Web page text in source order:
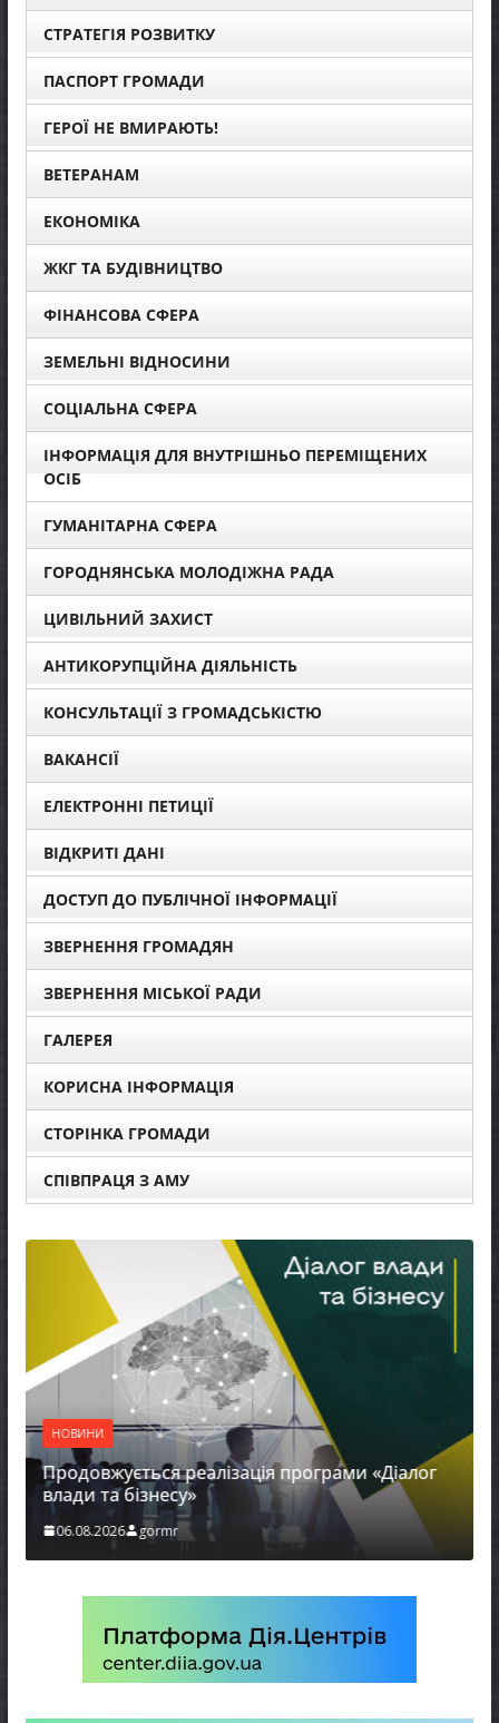
СТРАТЕГІЯ РОЗВИТКУ
ПАСПОРТ ГРОМАДИ
ГЕРОЇ НЕ ВМИРАЮТЬ!
ВЕТЕРАНАМ
ЕКОНОМІКА
ЖКГ ТА БУДІВНИЦТВО
ФІНАНСОВА СФЕРА
ЗЕМЕЛЬНІ ВІДНОСИНИ
СОЦІАЛЬНА СФЕРА
ІНФОРМАЦІЯ ДЛЯ ВНУТРІШНЬО ПЕРЕМІЩЕНИХ
ОСІБ
ГУМАНІТАРНА СФЕРА
ГОРОДНЯНСЬКА МОЛОДІЖНА РАДА
ЦИВІЛЬНИЙ ЗАХИСТ
АНТИКОРУПЦІЙНА ДІЯЛЬНІСТЬ
КОНСУЛЬТАЦІЇ З ГРОМАДСЬКІСТЮ
ВАКАНСІЇ
ЕЛЕКТРОННІ ПЕТИЦІЇ
ВІДКРИТІ ДАНІ
ДОСТУП ДО ПУБЛІЧНОЇ ІНФОРМАЦІЇ
ЗВЕРНЕННЯ ГРОМАДЯН
ЗВЕРНЕННЯ МІСЬКОЇ РАДИ
ГАЛЕРЕЯ
КОРИСНА ІНФОРМАЦІЯ
СТОРІНКА ГРОМАДИ
СПІВПРАЦЯ З АМУ
НОВИНИ
Продовжується реалізація програми «Діалог
влади та бізнесу»
06.08.2026 gormr